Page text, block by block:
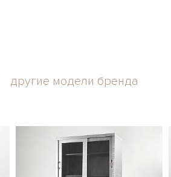
другие модели бренда